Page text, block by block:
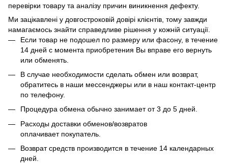
перевірки товару та аналізу причин виникнення дефекту.
Ми зацікавлені у довгостроковій довірі клієнтів, тому завжди
намагаємось знайти справедливе рішення у кожній ситуації.
Если товар не подошел по размеру или фасону, в течение
14 дней с момента приобретения Вы вправе его вернуть
или обменять.
В случае необходимости сделать обмен или возврат,
обратитесь в наши мессенджеры или в наш контакт-центр
по телефону.
Процедура обмена обычно занимает от 3 до 5 дней.
Расходы доставки обменов/возвратов
оплачивает покупатель.
Возврат средств производится в течение 14 календарных
дней.